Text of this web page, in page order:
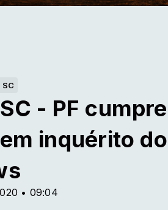
• 09:04
- PF
inquérito